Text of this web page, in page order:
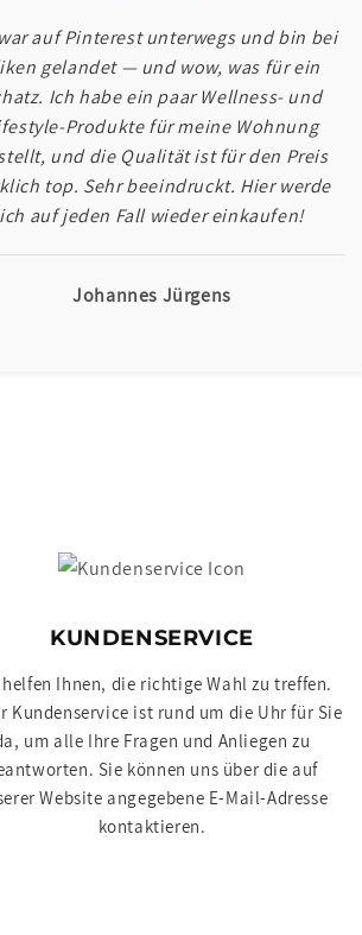
auf Pinterest unterwegs und bin bei
gelandet — und wow, was für ein
Ich habe ein paar Wellness- und
Produkte für meine Wohnung
und die Qualität ist für den Preis
top. Sehr beeindruckt. Hier werde
ich auf jeden Fall wieder einkaufen!
Johannes Jürgens
KUNDENSERVICE
Ihnen, die richtige Wahl zu treffen.
Kundenservice ist rund um die Uhr für Sie
um alle Ihre Fragen und Anliegen zu
Sie können uns über die auf
Website angegebene E-Mail-Adresse
kontaktieren.